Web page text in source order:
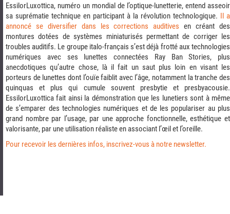
EssilorLuxottica, numéro un mondial de l’optique-lunetterie, entend asseoir
sa suprématie technique en participant à la révolution technologique. Il a
annoncé se diversifier dans les corrections auditives en créant des
montures dotées de systèmes miniaturisés permettant de corriger les
troubles auditifs. Le groupe italo-français s’est déjà frotté aux technologies
numériques avec ses lunettes connectées Ray Ban Stories, plus
anecdotiques qu’autre chose, là il fait un saut plus loin en visant les
porteurs de lunettes dont l’ouïe faiblit avec l’âge, notamment la tranche des
quinquas et plus qui cumule souvent presbytie et presbyacousie.
EssilorLuxottica fait ainsi la démonstration que les lunetiers sont à même
de s’emparer des technologies numériques et de les populariser au plus
grand nombre par l’usage, par une approche fonctionnelle, esthétique et
valorisante, par une utilisation réaliste en associant l’œil et l’oreille.
Pour recevoir les dernières infos, inscrivez-vous à notre newsletter.